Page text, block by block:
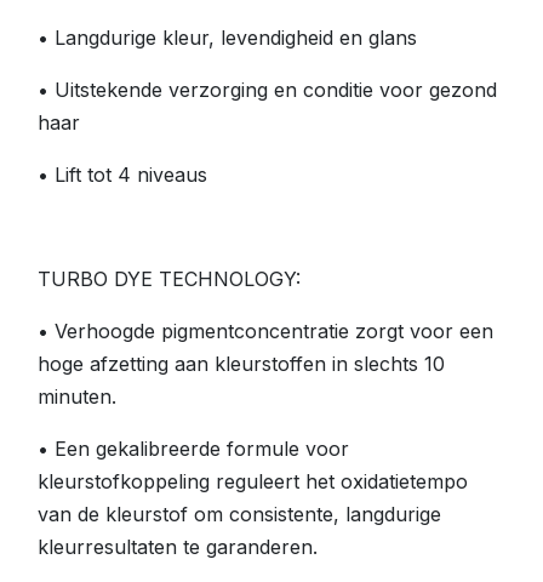
• Langdurige kleur, levendigheid en glans
• Uitstekende verzorging en conditie voor gezond
haar
• Lift tot 4 niveaus
TURBO DYE TECHNOLOGY:
• Verhoogde pigmentconcentratie zorgt voor een
hoge afzetting aan kleurstoffen in slechts 10
minuten.
• Een gekalibreerde formule voor
kleurstofkoppeling reguleert het oxidatietempo
van de kleurstof om consistente, langdurige
kleurresultaten te garanderen.